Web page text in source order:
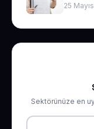
25
Sektörünüze en